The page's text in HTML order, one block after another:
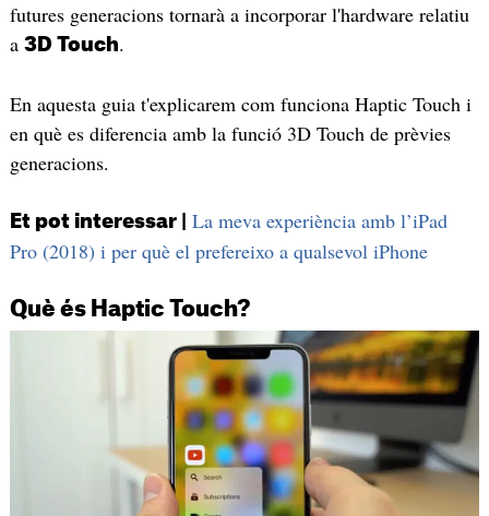
futures generacions tornarà a incorporar l'hardware relatiu
a 3D Touch.
En aquesta guia t'explicarem com funciona Haptic Touch i
en què es diferencia amb la funció 3D Touch de prèvies
generacions.
Et pot interessar |
La meva experiència amb l’iPad
Pro (2018) i per què el prefereixo a qualsevol iPhone
Què és Haptic Touch?